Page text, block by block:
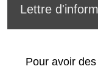
Lettre
Pour avoir